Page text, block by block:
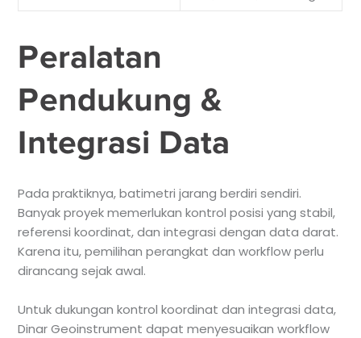
Peralatan
Pendukung &
Integrasi Data
Pada praktiknya, batimetri jarang berdiri sendiri.
Banyak proyek memerlukan kontrol posisi yang stabil,
referensi koordinat, dan integrasi dengan data darat.
Karena itu, pemilihan perangkat dan workflow perlu
dirancang sejak awal.
Untuk dukungan kontrol koordinat dan integrasi data,
Dinar Geoinstrument dapat menyesuaikan workflow